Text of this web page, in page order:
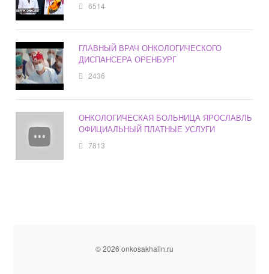
6514
ГЛАВНЫЙ ВРАЧ ОНКОЛОГИЧЕСКОГО
ДИСПАНСЕРА ОРЕНБУРГ
2436
ОНКОЛОГИЧЕСКАЯ БОЛЬНИЦА ЯРОСЛАВЛЬ
ОФИЦИАЛЬНЫЙ ПЛАТНЫЕ УСЛУГИ
7813
© 2026 onkosakhalin.ru